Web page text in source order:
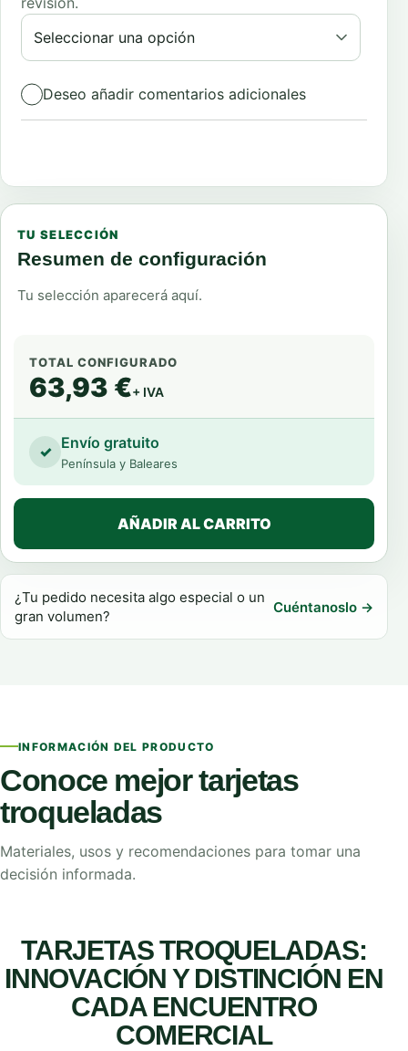
Deseo añadir comentarios adicionales
63,93€
TU SELECCIÓN
Resumen de configuración
Tu selección aparecerá aquí.
TOTAL CONFIGURADO
63,93 €+ IVA
✓ Envío gratuito
Península y Baleares
AÑADIR AL CARRITO
¿Tu pedido necesita algo especial o un
gran volumen?
Cuéntanoslo →
INFORMACIÓN DEL PRODUCTO
Conoce mejor tarjetas
troqueladas
Materiales, usos y recomendaciones para tomar una
decisión informada.
TARJETAS TROQUELADAS:
INNOVACIÓN Y DISTINCIÓN EN
CADA ENCUENTRO
COMERCIAL